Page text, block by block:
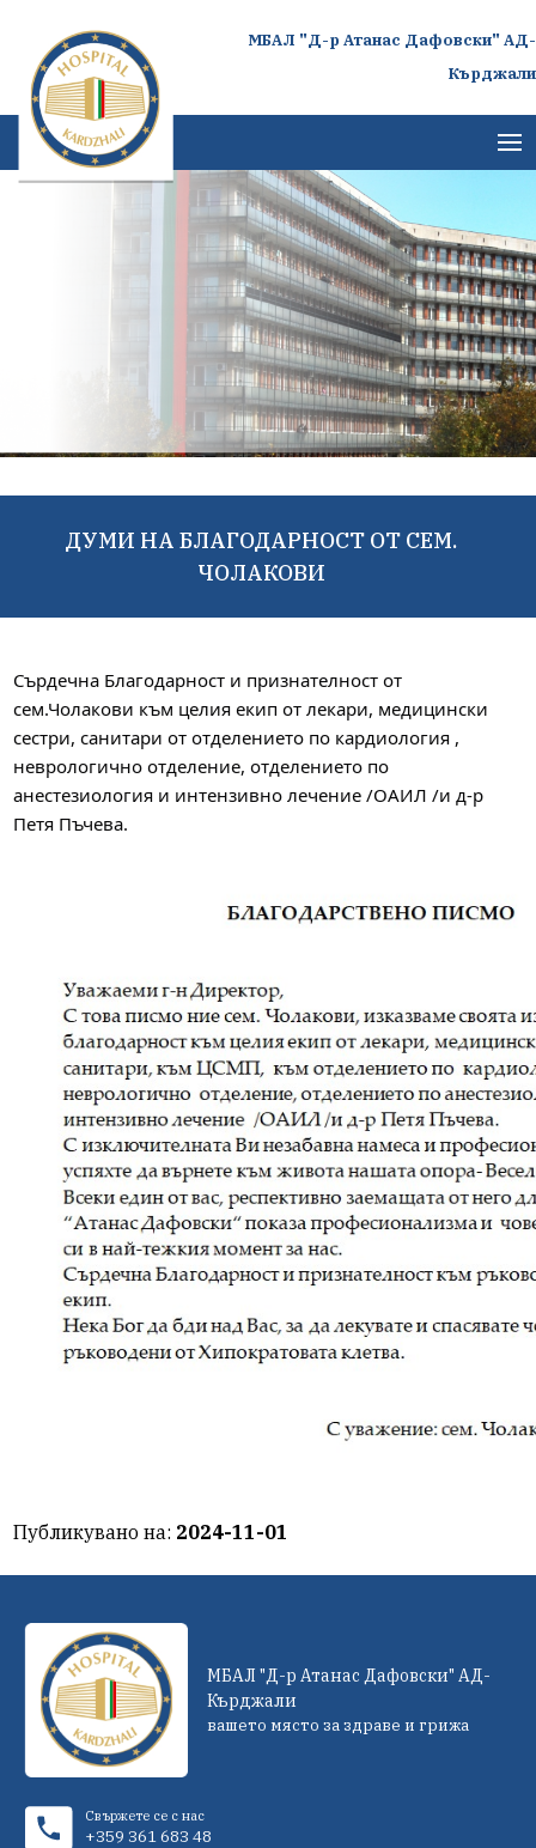
МБАЛ "Д-р Атанас Дафовски" АД-
Кърджали
ДУМИ НА БЛАГОДАРНОСТ ОТ СЕМ.
ЧОЛАКОВИ
Сърдечна Благодарност и признателност от
сем.Чолакови към целия екип от лекари, медицински
сестри, санитари от отделението по кардиология ,
неврологично отделение, отделението по
анестезиология и интензивно лечение /ОАИЛ /и д-р
Петя Пъчева.
Публикувано на: 2024-11-01
МБАЛ "Д-р Атанас Дафовски" АД-
Кърджали
вашето място за здраве и грижа
Свържете се с нас
+359 361 683 48